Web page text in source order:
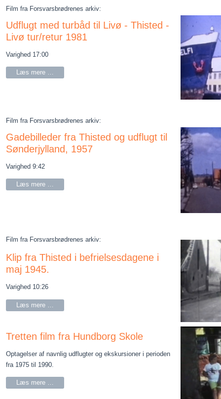
Film fra Forsvarsbrødrenes arkiv:
Udflugt med turbåd til Livø - Thisted -
Livø tur/retur 1981
Varighed 17:00
Læs mere …
Film fra Forsvarsbrødrenes arkiv:
Gadebilleder fra Thisted og udflugt til
Sønderjylland, 1957
Varighed 9:42
Læs mere …
Film fra Forsvarsbrødrenes arkiv:
Klip fra Thisted i befrielsesdagene i
maj 1945.
Varighed 10:26
Læs mere …
Tretten film fra Hundborg Skole
Optagelser af navnlig udflugter og ekskursioner i perioden
fra 1975 til 1990.
Læs mere …